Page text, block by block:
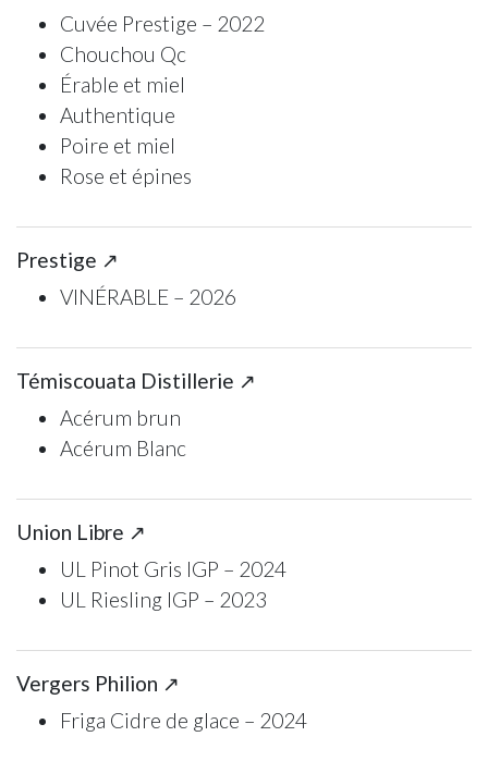
Cuvée Prestige – 2022
Chouchou Qc
Érable et miel
Authentique
Poire et miel
Rose et épines
Prestige ↗
VINÉRABLE – 2026
Témiscouata Distillerie ↗
Acérum brun
Acérum Blanc
Union Libre ↗
UL Pinot Gris IGP – 2024
UL Riesling IGP – 2023
Vergers Philion ↗
Friga Cidre de glace – 2024